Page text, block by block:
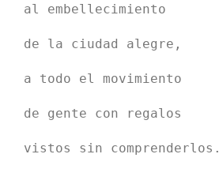
al embellecimiento
de la ciudad alegre,
a todo el movimiento
de gente con regalos
vistos sin comprenderlos.